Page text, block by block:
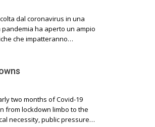
dal coronavirus in una
ha aperto un ampio
che impatteranno…
two months of Covid-19
from lockdown limbo to the
necessity, public pressure…